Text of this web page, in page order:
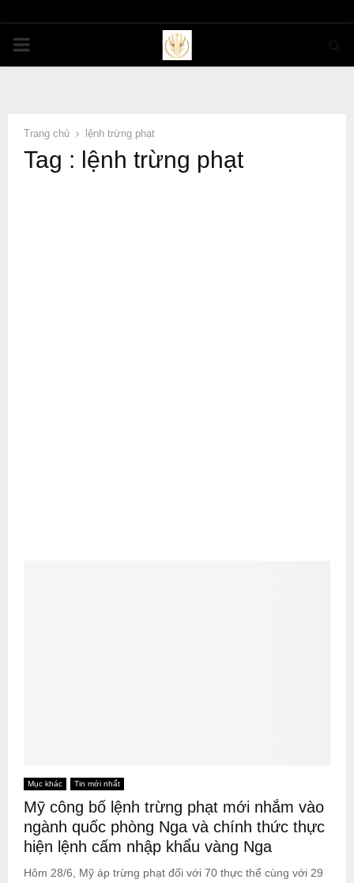
PRIMARY
Trang chủ lệnh trừng phạt
Tag : lệnh trừng phạt
Mục khác Tin mới nhất
Mỹ công bố lệnh trừng phạt mới nhắm vào
ngành quốc phòng Nga và chính thức thực
hiện lệnh cấm nhập khẩu vàng Nga
Hôm 28/6, Mỹ áp trừng phạt đối với 70 thực thể cùng với 29